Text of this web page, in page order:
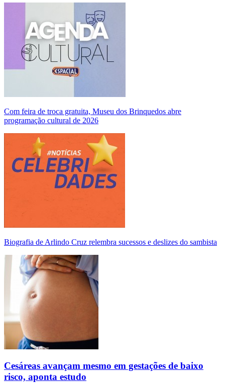
Com feira de troca gratuita, Museu dos Brinquedos abre
programação cultural de 2026
Biografia de Arlindo Cruz relembra sucessos e deslizes do sambista
Cesáreas avançam mesmo em gestações de baixo
risco, aponta estudo